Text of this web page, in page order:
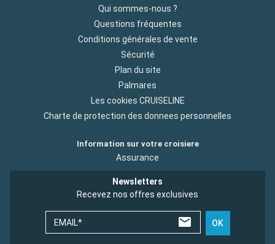
Qui sommes-nous ?
Questions fréquentes
Conditions générales de vente
Sécurité
Plan du site
Palmares
Les cookies CRUISELINE
Charte de protection des donnees personnelles
Information sur votre croisiere
Assurance
Newsletters
Recevez nos offres exclusives
EMAIL* OK